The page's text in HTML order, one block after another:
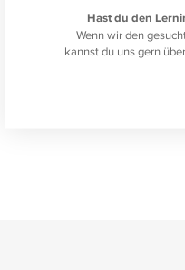
Hast du den
Wenn wir den
kannst du uns gern